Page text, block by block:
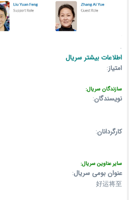
.
اطلاعات بیشتر سریال
امتیاز:
سازندگان سریال:
نویسندگان:
کارگردانان:
سایر عناوین سریال:
عنوان بومی سریال:
好运将至